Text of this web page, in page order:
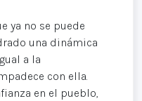
ya no se puede
una dinámica
a la
con ella.
en el pueblo,